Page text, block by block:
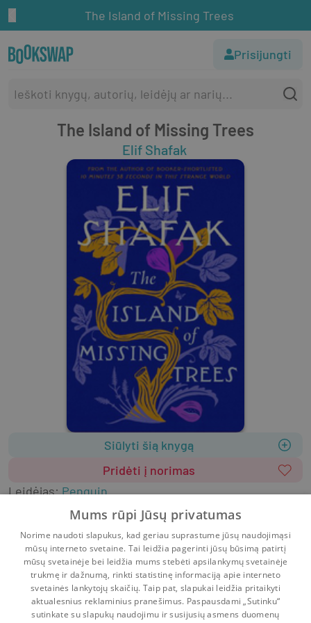
The Island of Missing Trees
Prisijungti
The Island of Missing Trees
Elif Shafak
Siūlyti šią knygą
Pridėti į norimas
Leidėjas:Penguin
368 psl. ISBN
9780241435007
MinkštasAnglų k.
Ekologija, aplinkosauga
Gamtos mokslai
Literatūra užsienio kalbomis
Negrožinė literatūra
Mums rūpi Jūsų privatumas
Norime naudoti slapukus, kad geriau suprastume jūsų naudojimąsi
mūsų interneto svetaine. Tai leidžia pagerinti jūsų būsimą patirtį
mūsų svetainėje bei leidžia mums stebėti apsilankymų svetainėje
trukmę ir dažnumą, rinkti statistinę informaciją apie interneto
svetainės lankytojų skaičių. Taip pat, slapukai leidžia pritaikyti
aktualesnius reklaminius pranešimus. Paspausdami „Sutinku“
sutinkate su slapukų naudojimu ir susijusių asmens duomenų